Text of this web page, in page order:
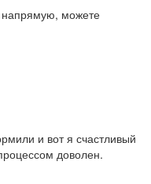
напрямую, можете
и вот я счастливый
доволен.